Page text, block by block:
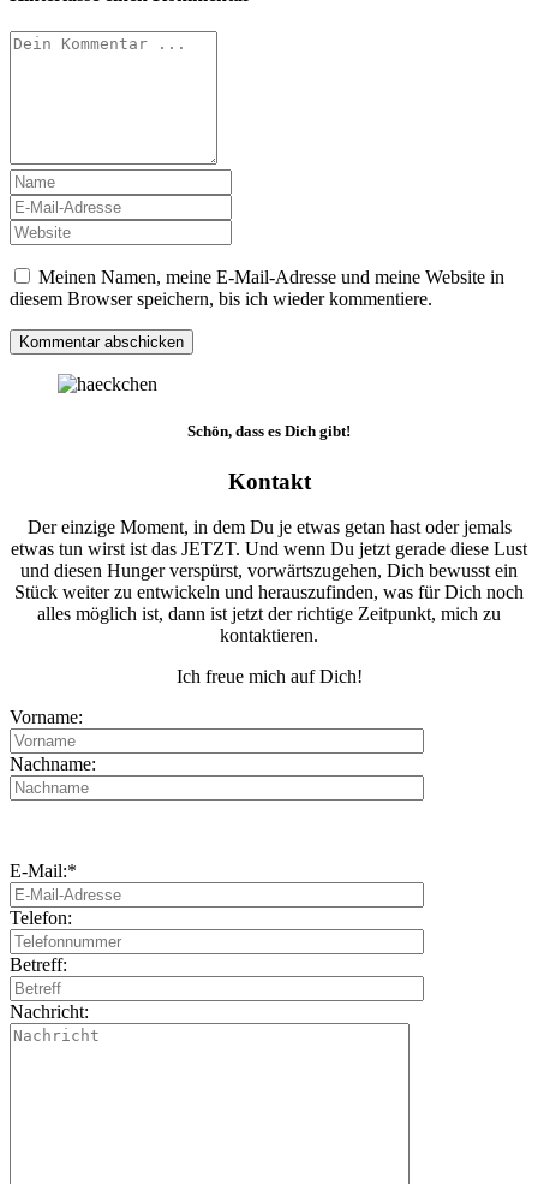
Meinen Namen, meine E-Mail-Adresse und meine Website in
diesem Browser speichern, bis ich wieder kommentiere.
Schön, dass es Dich gibt!
Kontakt
Der einzige Moment, in dem Du je etwas getan hast oder jemals
etwas tun wirst ist das JETZT. Und wenn Du jetzt gerade diese Lust
und diesen Hunger verspürst, vorwärtszugehen, Dich bewusst ein
Stück weiter zu entwickeln und herauszufinden, was für Dich noch
alles möglich ist, dann ist jetzt der richtige Zeitpunkt, mich zu
kontaktieren.
Ich freue mich auf Dich!
Vorname:
Nachname:
E-Mail:*
Telefon:
Betreff:
Nachricht: